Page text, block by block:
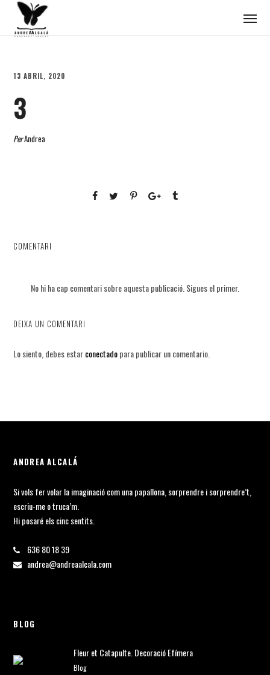
13 ABRIL, 2020
3
PerAndrea
COMENTARI
No hi ha cap comentari sobre aquesta publicació. Sigues el primer.
DEIXA UN COMENTARI
Lo siento, debes estarconectadopara publicar un comentario.
ANDREA ALCALÁ
Si vols fer volar la imaginació com una papallona, sorprendre i sorprendre’t,
escriu-me o truca’m.
Hi posaré els cinc sentits.
636 80 18 39
andrea@andreaalcala.com
BLOG
Fleur et Catapulte. Decoració Efímera
Blog